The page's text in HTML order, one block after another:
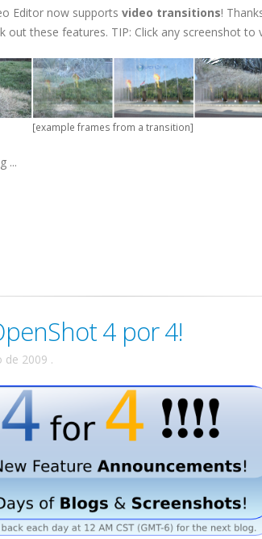
Editor now supports video transitions!
these features. TIP: Click any screenshot to
[example frames from a transition]
...
4 por 4!
de 2009 .